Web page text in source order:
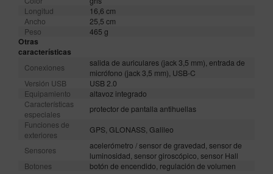
Longitud
16,6 cm
Ancho
25,5 cm
Peso
465 g
Otras
características
Conexiones
salida de auriculares (jack 3,5 mm), entrada de
micrófono (jack 3,5 mm), USB-C
Versión USB
USB 2.0
Equipamiento
altavoz integrado
Características
especiales
protector de pantalla antihuellas
Funciones de
exteriores
GPS, GLONASS, Galileo
Sensores
acelerómetro / sensor de gravedad, sensor de
luminosidad, sensor giroscópico, sensor Hall
Botones
botón de encendido, regulación de volumen